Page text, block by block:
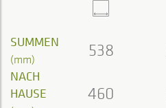
SUMMEN
(mm) 538
NACH
HAUSE
460